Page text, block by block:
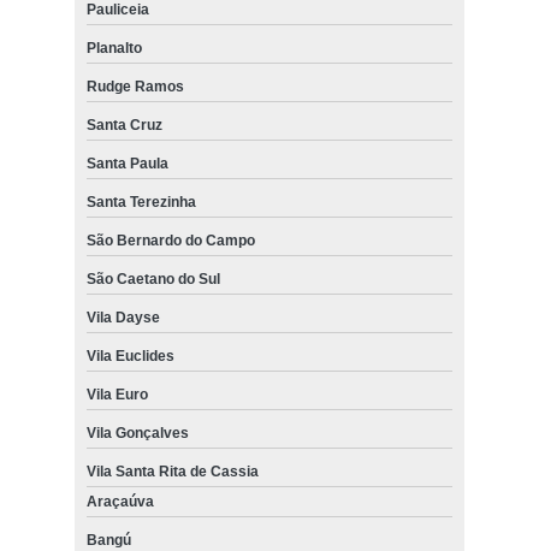
Pauliceia
Planalto
Rudge Ramos
Santa Cruz
Santa Paula
Santa Terezinha
São Bernardo do Campo
São Caetano do Sul
Vila Dayse
Vila Euclides
Vila Euro
Vila Gonçalves
Vila Santa Rita de Cassia
Araçaúva
Bangú